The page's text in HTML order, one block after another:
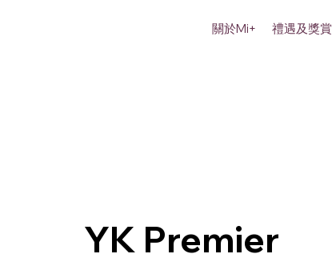
關於Mi+ 禮遇及獎賞
YK Premier